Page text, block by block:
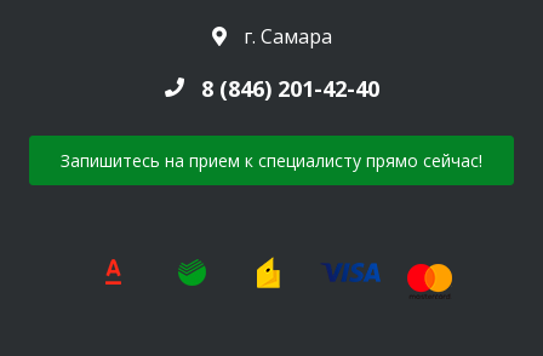
г. Самара
8 (846) 201-42-40
Запишитесь на прием к специалисту прямо сейчас!